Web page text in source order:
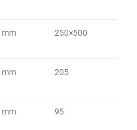
mm 250×500
mm 205
mm 95